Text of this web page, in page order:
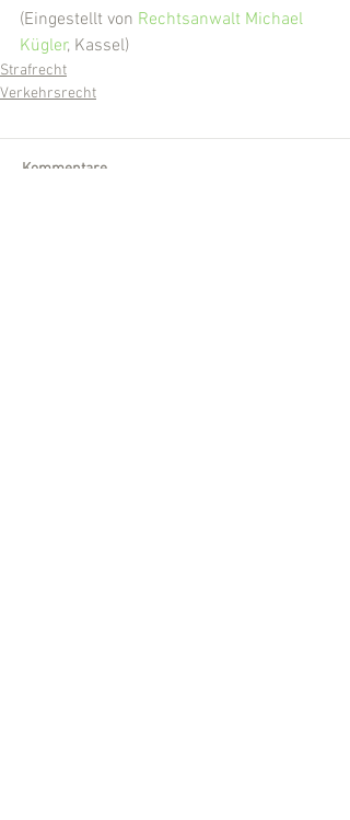
(Eingestellt von Rechtsanwalt Michael
Kügler, Kassel)
Strafrecht
Verkehrsrecht
Kommentare